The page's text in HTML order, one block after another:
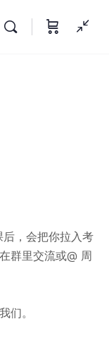
，会把你拉入考
群里交流或@ 周
们。